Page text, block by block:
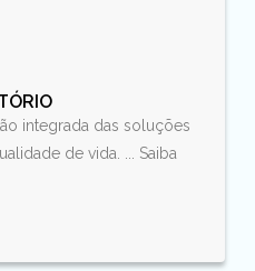
integrada das soluções
de vida. ... Saiba